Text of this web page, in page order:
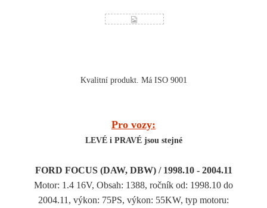
Kvalitní produkt. Má ISO 9001
Pro vozy:
LEVÉ i PRAVÉ jsou stejné
FORD FOCUS (DAW, DBW) / 1998.10 - 2004.11
Motor: 1.4 16V, Obsah: 1388, ročník od: 1998.10 do
2004.11, výkon: 75PS, výkon: 55KW, typ motoru: